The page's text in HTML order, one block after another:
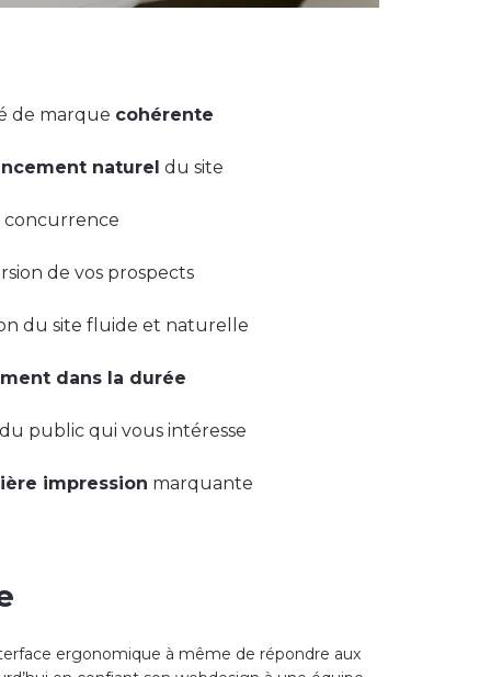
de marque cohérente
naturel du site
concurrence
de vos prospects
du site fluide et naturelle
dans la durée
public qui vous intéresse
impression marquante
ergonomique à même de répondre aux